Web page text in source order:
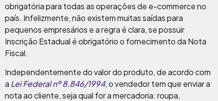
obrigatória para todas as operações de e-commerce no
país. Infelizmente, não existem muitas saídas para
pequenos empresários e a regra é clara, se possuir
Inscrição Estadual é obrigatório o fornecimento da Nota
Fiscal.
Independentemente do valor do produto, de acordo com
a Lei Federal nº 8.846/1994, o vendedor tem que enviar a
nota ao cliente, seja qual for a mercadoria: roupa,